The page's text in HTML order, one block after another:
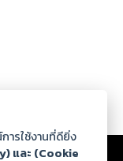
|
ารใช้งานที่ดียิ่ง
และ (Cookie